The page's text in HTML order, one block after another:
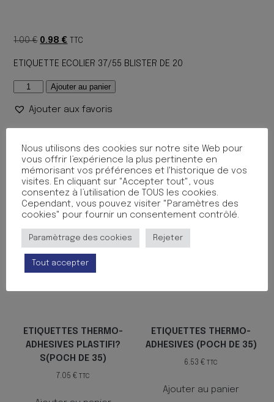
1.00€ Le
initial
était :
1.00 €.
0.98€Le
actuel
est :
0.98 €.
TTC
ETIQUETTE ECOLIER 37/55 BLISTER DE 20
quantité
ETIQUETTE
ECOLIER
BLISTER
DE
20
Ajouter au panier
Ajouter aux favoris
Produits similaires
ETIQUETTES THERMO-
ADHESIVES PLASTIFI?
S(POCH DE 35)
7.05 € TTC
ETIQUETTES THERMO-
ADHESIVES (POCH DE 35)
6.53€ TTC
Ajouter au panier
Nous utilisons des cookies sur notre site Web pour
vous offrir l’expérience la plus pertinente en
mémorisant vos préférences et l'historique de vos
visites. En cliquant sur "Accepter tout", vous
consentez à l’utilisation de TOUS les cookies.
Cependant, vous pouvez visiter "Paramètres des
cookies" pour fournir un consentement contrôlé.
Paramètrage des cookies Rejeter
Tout accepter